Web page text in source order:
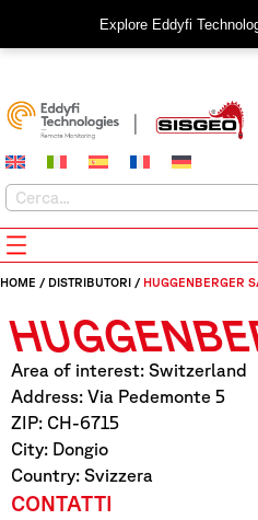
Explore Eddyfi
HOME / DISTRIBUTORI / HUGGENBERGER
Area of interest: Switzerland
Address: Via Pedemonte 5
ZIP: CH-6715
City: Dongio
Country: Svizzera
CONTATTI